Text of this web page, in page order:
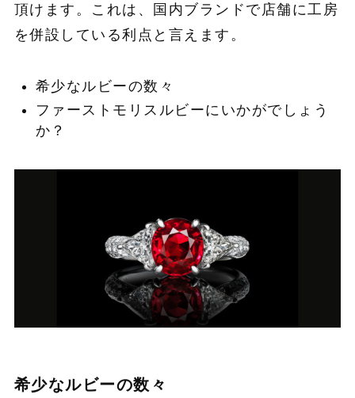
頂けます。これは、国内ブランドで店舗に工房
を併設している利点と言えます。
希少なルビーの数々
ファーストモリスルビーにいかがでしょう
か？
希少なルビーの数々